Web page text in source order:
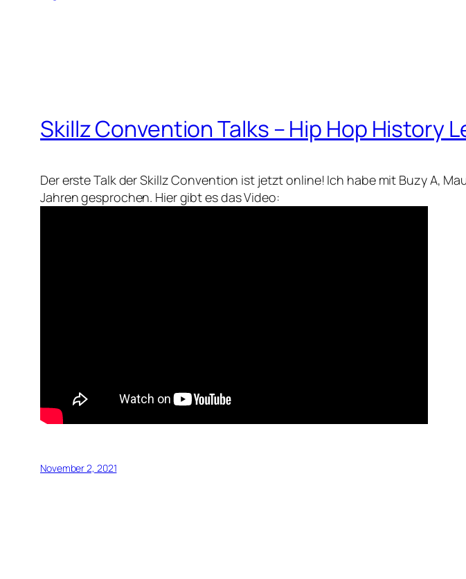
Skillz Convention Talks – Hip Hop History
Der erste Talk der Skillz Convention ist jetzt online! Ich habe mit Buzy A,
Jahren gesprochen. Hier gibt es das Video:
November 2, 2021